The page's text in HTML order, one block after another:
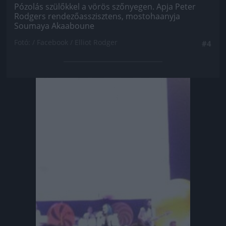
Pózolás szülőkkel a vörös szőnyegen. Apja Peter
Rodgers rendezőasszisztens, mostohaanyja
Soumaya Akaaboune